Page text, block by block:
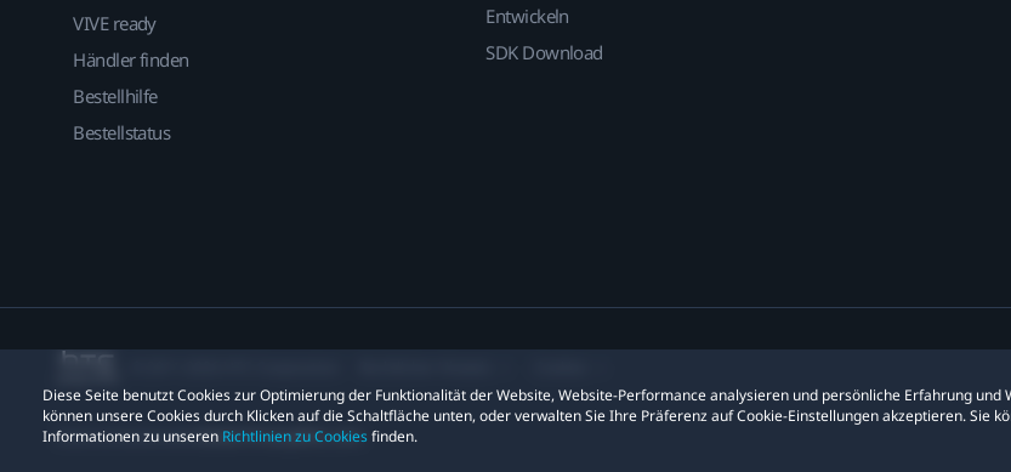
Diese Seite benutzt Cookies zur Optimierung der Funktionalität der Website, Website-Performance analysieren und persönliche Erfahrung und
können unsere Cookies durch Klicken auf die Schaltfläche unten, oder verwalten Sie Ihre Präferenz auf Cookie-Einstellungen akzeptieren. Sie
Informationen zu unseren Richtlinien zu Cookiesfinden.
VIVE ready
Händler finden
Bestellhilfe
Bestellstatus
Entwickeln
SDK Download
Datenschutzkontakt:Global-Privacy@htc.com